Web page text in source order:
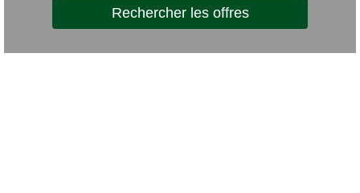
Rechercher les offres